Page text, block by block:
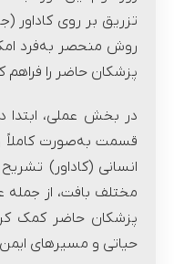
تزریق بر روی
روش منحصر به‌فرد
پزشکان حاضر را فراهم
در بخش عملی، ابتدا
قسمت به‌صورت کاملاً
انسانی (کاداور)
مختلف بافت، از
پزشکان حاضر کمک
حیاتی و مسیرهای